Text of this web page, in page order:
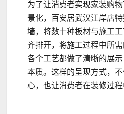
为了让消费者实现家装购
景化，百安居武汉江岸店
墙，将数十种板材与施工
齐排开，将施工过程中所
各个工艺都做了清晰的展
本质。这样的呈现方式，
心，也让消费者在装修过程